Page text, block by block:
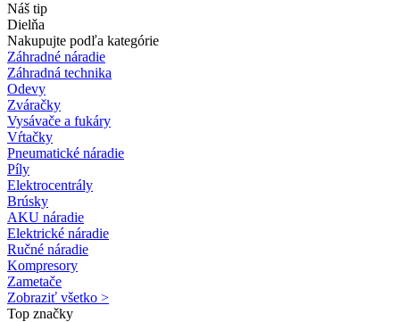
Náš tip
Dielňa
Nakupujte podľa kategórie
Záhradné náradie
Záhradná technika
Odevy
Zváračky
Vysávače a fukáry
Vŕtačky
Pneumatické náradie
Píly
Elektrocentrály
Brúsky
AKU náradie
Elektrické náradie
Ručné náradie
Kompresory
Zametače
Zobraziť všetko >
Top značky